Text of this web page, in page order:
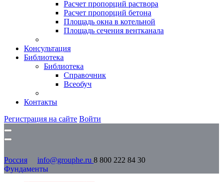
Расчет пропорций раствора
Расчет пропорций бетона
Площадь окна в котельной
Площадь сечения вентканала
Консультация
Библиотека
Библиотека
Справочник
Всеобуч
Контакты
Регистрация на сайте Войти
Россия info@grouphe.ru 8 800 222 84 30
Фундаменты